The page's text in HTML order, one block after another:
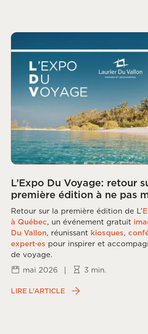
L’Expo Du Voyage: retour
première édition à ne pas
Retour sur la première édition de L’
à Québec, un événement gratuit
Du Vallon, réunissant kiosques,
expert·es pour inspirer et
de voyage.
mai 2026
| 3 min.
LIRE L’ARTICLE